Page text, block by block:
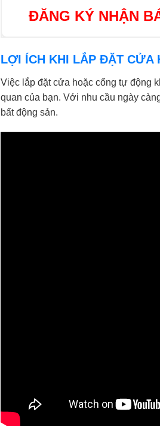
ĐĂNG KÝ NHẬN
LỢI ÍCH KHI LẮP ĐẶT CỬA
Việc lắp đặt cửa hoặc cổng tự động
quan của bạn. Với nhu cầu ngày
bất động sản.